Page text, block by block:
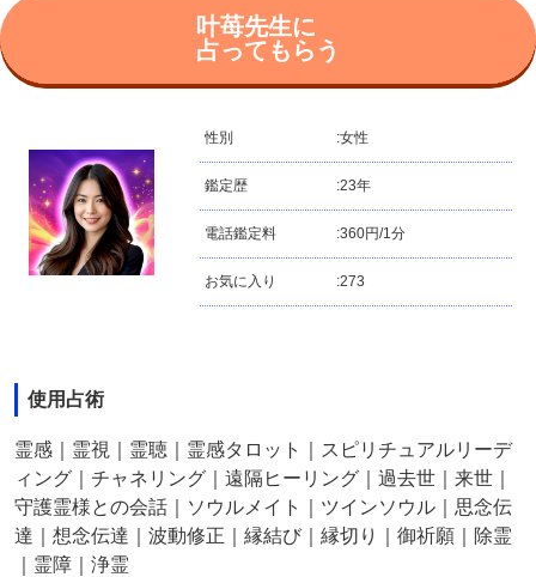
叶苺先生に
占ってもらう
性別 :女性
鑑定歴 :23年
電話鑑定料 :360円/1分
お気に入り :273
使用占術
霊感｜霊視｜霊聴｜霊感タロット｜スピリチュアルリーデ
ィング｜チャネリング｜遠隔ヒーリング｜過去世｜来世｜
守護霊様との会話｜ソウルメイト｜ツインソウル｜思念伝
達｜想念伝達｜波動修正｜縁結び｜縁切り｜御祈願｜除霊
｜霊障｜浄霊